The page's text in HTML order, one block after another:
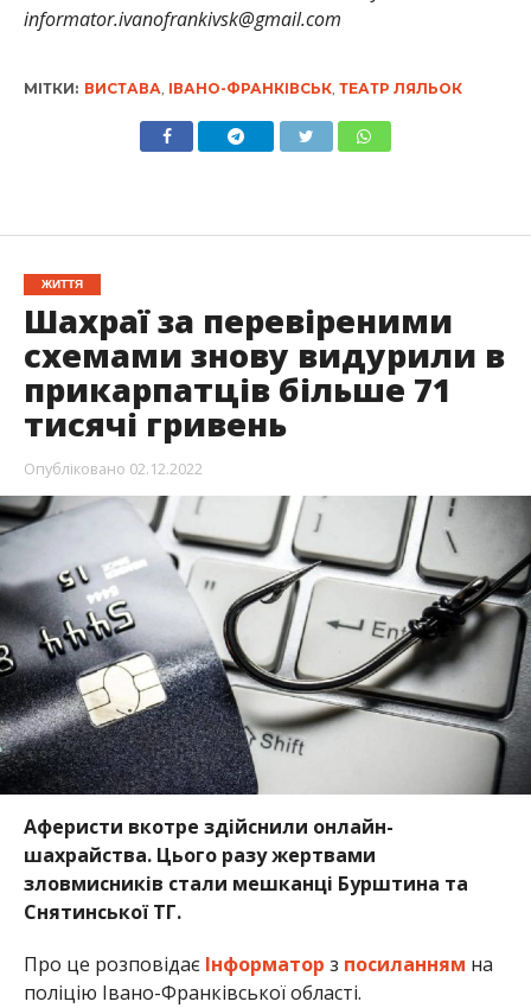
informator.ivanofrankivsk@gmail.com
МІТКИ: ВИСТАВА, ІВАНО-ФРАНКІВСЬК, ТЕАТР ЛЯЛЬОК
ЖИТТЯ
Шахраї за перевіреними
схемами знову видурили в
прикарпатців більше 71
тисячі гривень
Опубліковано 02.12.2022
Аферисти вкотре здійснили онлайн-
шахрайства. Цього разу жертвами
зловмисників стали мешканці Бурштина та
Снятинської ТГ.
Про це розповідає Інформатор з посиланням на
поліцію Івано-Франківської області.